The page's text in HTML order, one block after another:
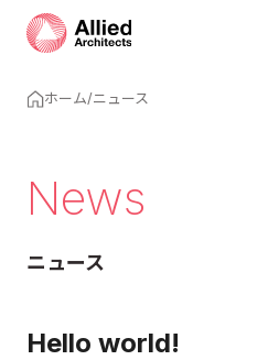
ホーム/ニュース
News
ニュース
Hello world!